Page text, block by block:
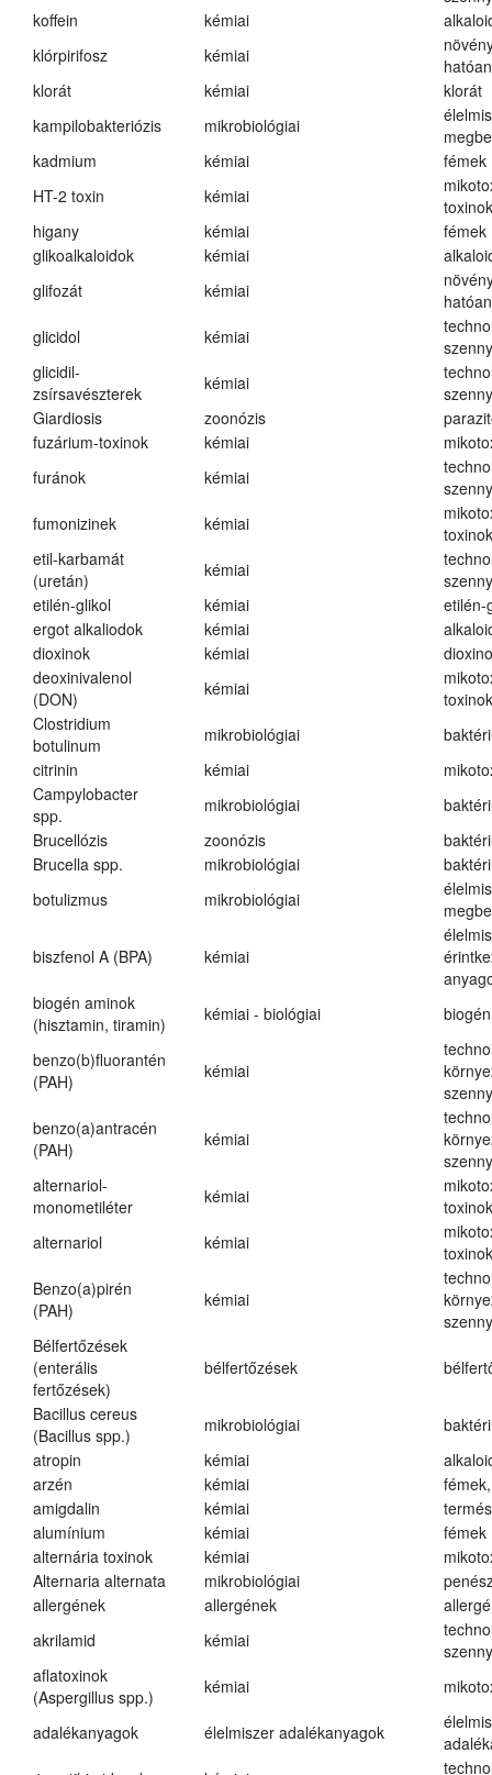
koffein
kémiai
klórpirifosz
kémiai
klorát
kémiai
klorát
kampilobakteriózis
mikrobiológiai
kadmium
kémiai
fémek
HT-2 toxin
kémiai
toxinok
higany
kémiai
fémek
glikoalkaloidok
kémiai
glifozát
kémiai
glicidol
kémiai
glicidil-
zsírsavészterek
kémiai
Giardiosis
zoonózis
fuzárium-toxinok
kémiai
furánok
kémiai
fumonizinek
kémiai
toxinok
etil-karbamát
(uretán)
kémiai
etilén-glikol
kémiai
etilén-
ergot alkaliodok
kémiai
dioxinok
kémiai
deoxinivalenol
(DON)
kémiai
toxinok
Clostridium
botulinum
mikrobiológiai
citrinin
kémiai
Campylobacter
spp.
mikrobiológiai
Brucellózis
zoonózis
Brucella spp.
mikrobiológiai
botulizmus
mikrobiológiai
biszfenol A (BPA) kémiai
biogén aminok
(hisztamin, tiramin)
kémiai - biológiai
benzo(b)fluorantén
(PAH)
kémiai
benzo(a)antracén
(PAH)
kémiai
alternariol-
monometiléter
kémiai
toxinok
alternariol
kémiai
toxinok
Benzo(a)pirén
(PAH)
kémiai
Bélfertőzések
(enterális
fertőzések)
bélfertőzések
Bacillus cereus
(Bacillus spp.)
mikrobiológiai
atropin
kémiai
arzén
kémiai
amigdalin
kémiai
alumínium
kémiai
fémek
alternária toxinok
kémiai
Alternaria alternata
mikrobiológiai
allergének
allergének
akrilamid
kémiai
aflatoxinok
(Aspergillus spp.)
kémiai
adalékanyagok élelmiszer adalékanyagok